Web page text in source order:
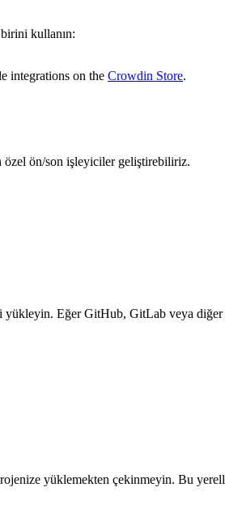
kullanın:
integrations on the Crowdin Store.
özel ön/son işleyiciler geliştirebiliriz.
yükleyin. Eğer GitHub, GitLab veya
yüklemekten çekinmeyin. Bu